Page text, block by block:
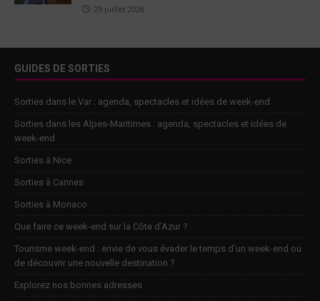
29 juillet 2026
GUIDES DE SORTIES
Sorties dans le Var : agenda, spectacles et idées de week-end
Sorties dans les Alpes-Maritimes : agenda, spectacles et idées de
week-end
Sorties à Nice
Sorties à Cannes
Sorties à Monaco
Que faire ce week-end sur la Côte d’Azur ?
Tourisme week-end : envie de vous évader le temps d’un week-end ou
de découvrir une nouvelle destination ?
Explorez nos bonnes adresses